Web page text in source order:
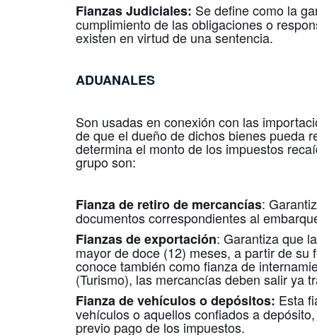
Fianzas Judiciales: Se define como la
cumplimiento de las obligaciones o
existen en virtud de una sentencia.
ADUANALES
Son usadas en conexión con las
de que el dueño de dichos bienes pueda
determina el monto de los impuestos
grupo son:
Fianza de retiro de mercancías:
documentos correspondientes al
Fianzas de exportación: Garantiza que
mayor de doce (12) meses, a partir de
conoce también como fianza de
(Turismo), las mercancías deben salir ya
Fianza de vehículos o depósitos: Esta
vehículos o aquellos confiados a
previo pago de los impuestos.